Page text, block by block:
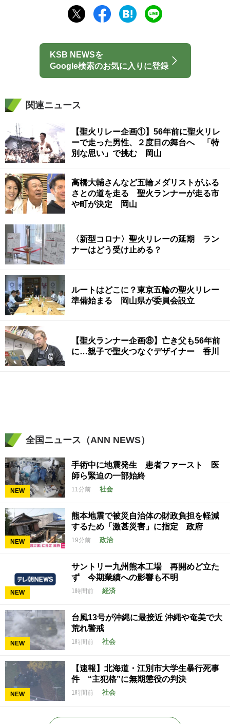
KSB NEWSを
Google検索のお気に入りに登録
関連ニュース
【聖火リレー企画①】56年前に聖火リレ
ーで走った男性、２度目の舞台へ 「特
別な思い」で挑む 岡山
高橋大輔さんなど五輪メダリストがふる
さとの道を走る 聖火ランナーが走る市
や町が決定 岡山
〈新型コロナ〉聖火リレーの延期 ラン
ナーはどう受け止める？
ルートはどこに？東京五輪の聖火リレー
準備始まる 岡山県が委員会設立
【聖火ランナー企画⑧】亡き父も56年前
に…親子で聖火つなぐデザイナー 香川
全国ニュース（ANN NEWS）
NEW
手術中に地震発生 患者ファースト 医
師ら緊迫の一部始終
11分前 社会
NEW
熊本地震で被災自治体の財政負担を軽減
するため「激甚災害」に指定 政府
19分前 政治
NEW
サントリー九州熊本工場 再開めど立た
ず 今期業績への影響も不明
1時間前 経済
NEW
台風13号が沖縄に最接近 沖縄や奄美で大
荒れ警戒
1時間前 社会
NEW
【速報】北海道・江別市大学生暴行死事
件 “主犯格”に無期懲役の判決
1時間前 社会